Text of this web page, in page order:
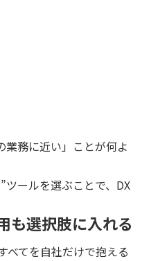
務に近い」ことが何よ
ールを選ぶことで、DX
も選択肢に入れる
べてを自社だけで抱える